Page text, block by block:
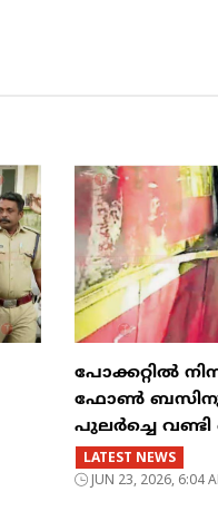
പോക്കറ്റിൽ
ഫോൺ
പുലർച്ചെ
LATEST NEWS
JUN 23, 2026, 6:04